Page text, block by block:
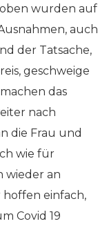
wurden auf
auch
der Tatsache,
geschweige
das
nach
die Frau und
wie für
wieder an
hoffen einfach,
Covid 19